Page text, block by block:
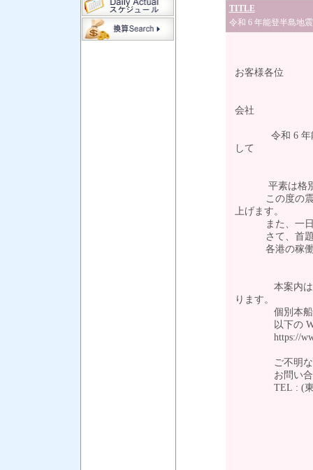
TITLE
令和 6 年能登半島地
お客様各位
会社
令和 6 年能登
して
平素は格別の
この度の震災
上げます。
また、一日も
さて、首題の
各港の稼働状
本案内は現時
ります。
個別本船スケ
以下の WEB
https://
ご不明な点は
お問い合わ
TEL : (東京